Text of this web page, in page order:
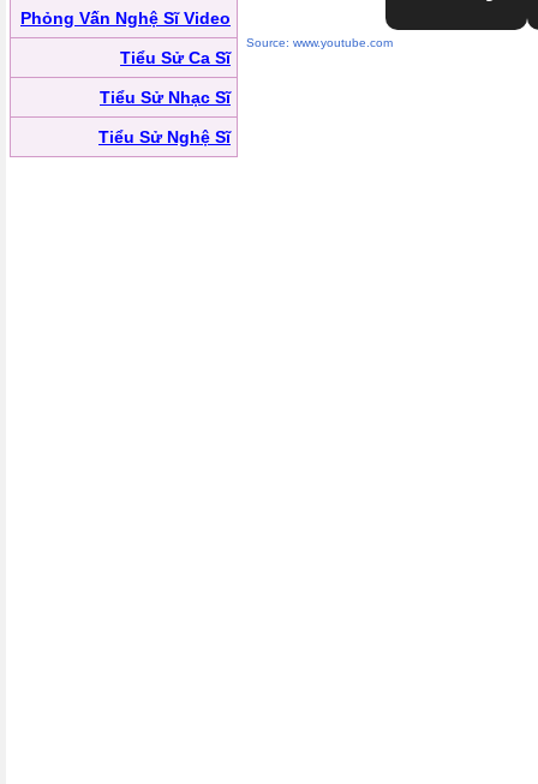
Phỏng Vấn Nghệ Sĩ Video
Tiểu Sử Ca Sĩ
Tiểu Sử Nhạc Sĩ
Tiểu Sử Nghệ Sĩ
Source: www.youtube.com